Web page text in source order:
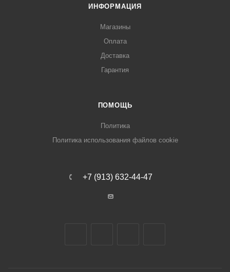
ИНФОРМАЦИЯ
Магазины
Оплата
Доставка
Гарантия
ПОМОЩЬ
Политика
Политика использования файлов cookie
+7 (913) 632-44-47